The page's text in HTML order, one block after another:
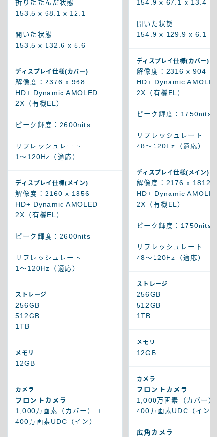
折りたたんだ状態
153.5 x 68.1 x 12.1
開いた状態
153.5 x 132.6 x 5.6
ディスプレイ仕様(カバー)
解像度：2376 x 968
HD+ Dynamic AMOLED
2X（有機EL）
ピーク輝度：2600nits
リフレッシュレート
1～120Hz（適応）
ディスプレイ仕様(メイン)
解像度：2160 x 1856
HD+ Dynamic AMOLED
2X（有機EL）
ピーク輝度：2600nits
リフレッシュレート
1～120Hz（適応）
ストレージ
256GB
512GB
1TB
メモリ
12GB
カメラ
フロントカメラ
1,000万画素（カバー） +
400万画素UDC（イン）
154.9 x 67.1 x 13.4
開いた状態
154.9 x 129.9 x 6.1
ディスプレイ仕様(カバー)
解像度：2316 x 904
HD+ Dynamic
2X（有機EL）
ピーク輝度：1750nits
リフレッシュレート
48～120Hz（適応）
ディスプレイ仕様(メイン)
解像度：2176 x 1812
HD+ Dynamic
2X（有機EL）
ピーク輝度：1750nits
リフレッシュレート
48～120Hz（適応）
ストレージ
256GB
512GB
1TB
メモリ
12GB
カメラ
フロントカメラ
1,000万画素（カバー
400万画素UDC（イン
広角カメラ